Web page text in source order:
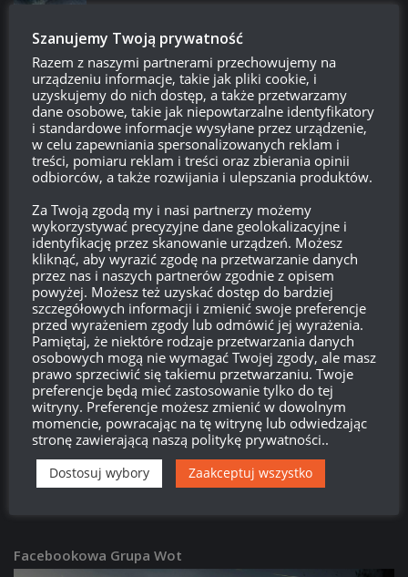
PROSTO Z SUPERTESTU/WORLD OF TANKS
VK 45.01 (P) – kolejny pojazd z współpracy
z Girls und Panzer?
14:15, 6 LIPCA 2026
LEAK/PATCHE/WORLD OF TANKS
Miesiąc w WoT: Lipiec, czyli co nasz czeka w
najbliższym miesiącu w grze?
21:09, 2 LIPCA 2026
PATCHE/ WORLD OF TANKS
Patch 2.3.1: Kolczatka – opis i screeny
16:15, 29 CZERWCA 2026
PATCHE/WORLD OF TANKS
Patch 2.3.1: 63TP Rycerski – opis i screeny
16:08, 29 CZERWCA 2026
PATCHE/WORLD OF TANKS
Patch 2.3.1: Donnola – opis i screeny
15:59, 29 CZERWCA 2026
Facebookowa Grupa Wot
Szanujemy Twoją prywatność
Razem z naszymi partnerami przechowujemy na
urządzeniu informacje, takie jak pliki cookie, i
uzyskujemy do nich dostęp, a także przetwarzamy
dane osobowe, takie jak niepowtarzalne identyfikatory
i standardowe informacje wysyłane przez urządzenie,
w celu zapewniania spersonalizowanych reklam i
treści, pomiaru reklam i treści oraz zbierania opinii
odbiorców, a także rozwijania i ulepszania produktów.
Za Twoją zgodą my i nasi partnerzy możemy
wykorzystywać precyzyjne dane geolokalizacyjne i
identyfikację przez skanowanie urządzeń. Możesz
kliknąć, aby wyrazić zgodę na przetwarzanie danych
przez nas i naszych partnerów zgodnie z opisem
powyżej. Możesz też uzyskać dostęp do bardziej
szczegółowych informacji i zmienić swoje preferencje
przed wyrażeniem zgody lub odmówić jej wyrażenia.
Pamiętaj, że niektóre rodzaje przetwarzania danych
osobowych mogą nie wymagać Twojej zgody, ale masz
prawo sprzeciwić się takiemu przetwarzaniu. Twoje
preferencje będą mieć zastosowanie tylko do tej
witryny. Preferencje możesz zmienić w dowolnym
momencie, powracając na tę witrynę lub odwiedzając
stronę zawierającą naszą politykę prywatności..
Dostosuj wybory Zaakceptuj wszystko